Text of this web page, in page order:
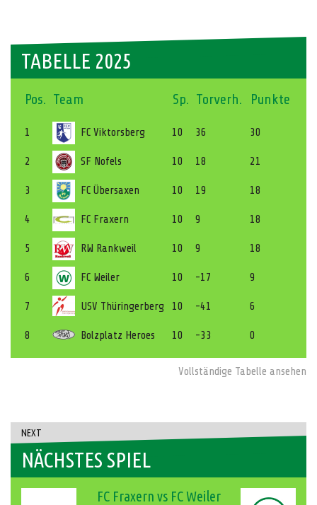
TABELLE 2025
Pos. Team Sp. Torverh. Punkte
1 FC Viktorsberg 10 36 30
2 SF Nofels 10 18 21
3 FC Übersaxen 10 19 18
4 FC Fraxern 10 9 18
5 RW Rankweil 10 9 18
6 FC Weiler 10 -17 9
7 USV Thüringerberg 10 -41 6
8 Bolzplatz Heroes 10 -33 0
Vollständige Tabelle ansehen
NEXT
NÄCHSTES SPIEL
FC Fraxern vs FC Weiler